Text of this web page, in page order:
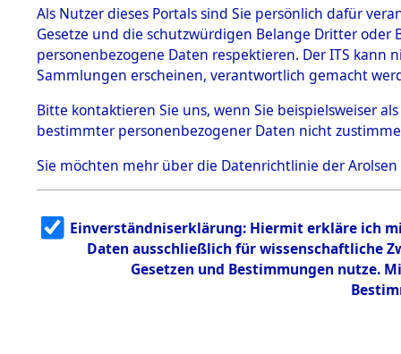
Effekten
1.2.9.1
Effekten aus
dem KZ
Dachau
1.2.9.2
Effekten aus
dem KZ
Bayerisches
1.2.9.3
Effekten aus
dem KZ
Neuengamm Einen Kommentar
Als Nutzer dieses Portals sind Sie persönlich dafür
Gesetze und die schutzwürdigen Belange Dritter
personenbezogene Daten respektieren. Der ITS
Sammlungen erscheinen, verantwortlich gemacht
Bitte kontaktieren Sie uns, wenn Sie beispielsweiser
bestimmter personenbezogener Daten nicht
Sie möchten mehr über die Datenrichtlinie der Arolsen
Einverständniserklärung: Hiermit erkläre ich
Daten ausschließlich für wissenschaftliche
Gesetzen und Bestimmungen nutze.